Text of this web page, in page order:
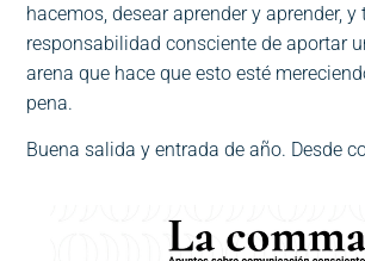
hacemos, desear aprender y aprender, y
responsabilidad consciente de aportar
arena que hace que esto esté
pena.
Buena salida y entrada de año. Desde